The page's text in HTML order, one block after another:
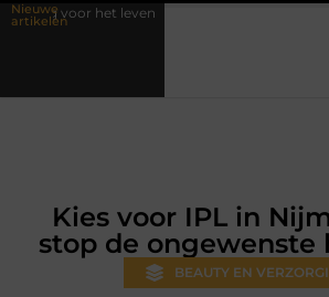
Nieuwe
artikelenWaarom online vlees bestellen steeds
Kies voor IPL in
stop de ongewenste
BEAUTY EN